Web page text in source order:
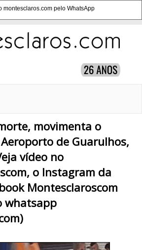
montesclaros.com pelo WhatsApp
movimenta o
de Guarulhos,
vídeo no
o Instagram da
Montesclaroscom
whatsapp